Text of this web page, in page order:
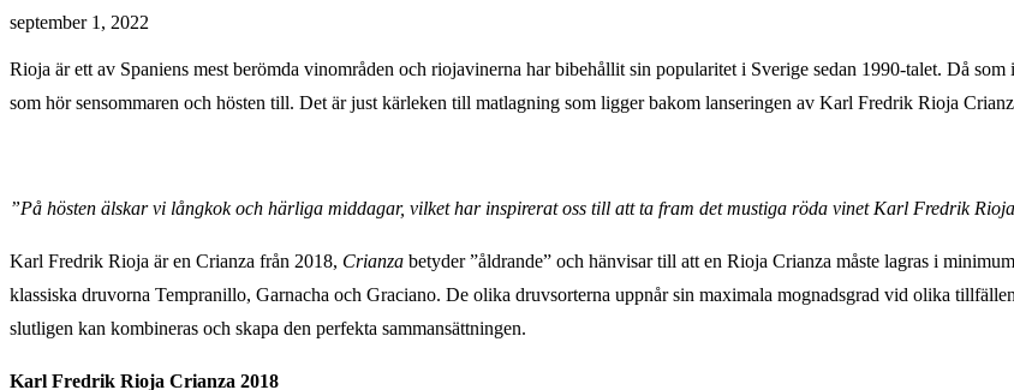
september 1, 2022
Rioja är ett av Spaniens mest berömda vinområden och riojavinerna har bibehållit sin popularitet i Sverige sedan 1990-talet. Då
som hör sensommaren och hösten till. Det är just kärleken till matlagning som ligger bakom lanseringen av Karl Fredrik Rioja
”På hösten älskar vi långkok och härliga middagar, vilket har inspirerat oss till att ta fram det mustiga röda vinet Karl Fredrik
Karl Fredrik Rioja är en Crianza från 2018, Crianza betyder ”åldrande” och hänvisar till att en Rioja Crianza måste lagras i
klassiska druvorna Tempranillo, Garnacha och Graciano. De olika druvsorterna uppnår sin maximala mognadsgrad vid olika
slutligen kan kombineras och skapa den perfekta sammansättningen.
Karl Fredrik Rioja Crianza 2018